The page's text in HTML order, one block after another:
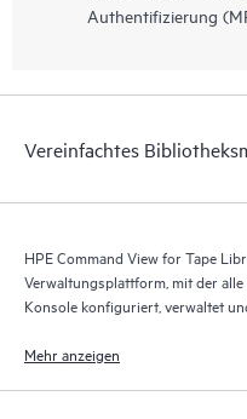
Authentifizierung
Vereinfachtes
HPE Command View for Tape
Verwaltungsplattform, mit der
Konsole konfiguriert, verwaltet
Mehr anzeigen